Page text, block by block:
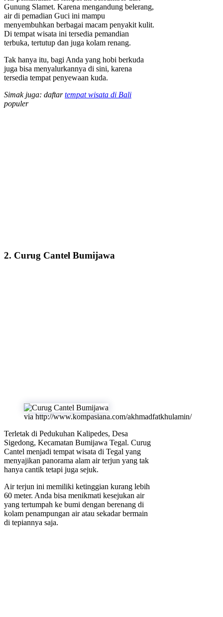
Gunung Slamet. Karena mengandung belerang,
air di pemadian Guci ini mampu
menyembuhkan berbagai macam penyakit kulit.
Di tempat wisata ini tersedia pemandian
terbuka, tertutup dan juga kolam renang.
Tak hanya itu, bagi Anda yang hobi berkuda
juga bisa menyalurkannya di sini, karena
tersedia tempat penyewaan kuda.
Simak juga: daftartempat wisata di Bali
populer
2. Curug Cantel Bumijawa
via http://www.kompasiana.com/akhmadfatkhulamin/
Terletak di Pedukuhan Kalipedes, Desa
Sigedong, Kecamatan Bumijawa Tegal. Curug
Cantel menjadi tempat wisata di Tegal yang
menyajikan panorama alam air terjun yang tak
hanya cantik tetapi juga sejuk.
Air terjun ini memiliki ketinggian kurang lebih
60 meter. Anda bisa menikmati kesejukan air
yang tertumpah ke bumi dengan berenang di
kolam penampungan air atau sekadar bermain
di tepiannya saja.